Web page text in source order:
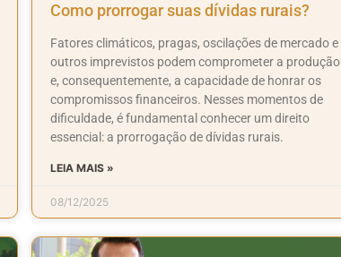
Como prorrogar suas dívidas rurais?
Fatores climáticos, pragas, oscilações de mercado e
outros imprevistos podem comprometer a produção
e, consequentemente, a capacidade de honrar os
compromissos financeiros. Nesses momentos de
dificuldade, é fundamental conhecer um direito
essencial: a prorrogação de dívidas rurais.
LEIA MAIS »
08/12/2025